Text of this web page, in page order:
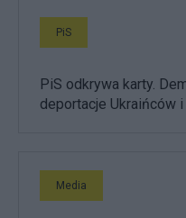
PiS
PiS odkrywa karty.
deportacje Ukraińców
Media